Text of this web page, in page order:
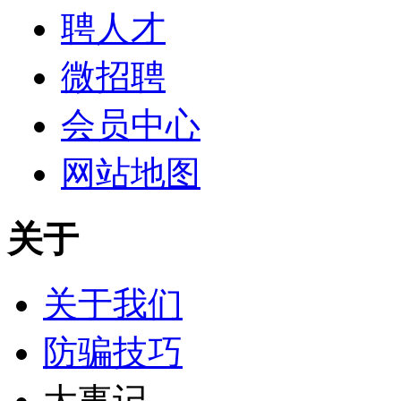
聘人才
微招聘
会员中心
网站地图
关于
关于我们
防骗技巧